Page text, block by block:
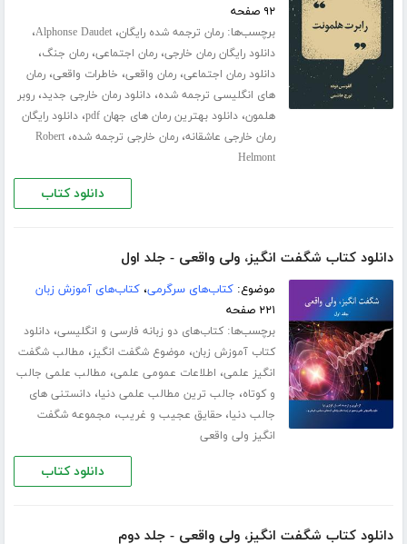
۹۲ صفحه
برچسب‌ها:رمان ترجمه شده رایگان،Alphonse Daudet،
دانلود رایگان رمان خارجی،رمان اجتماعی،رمان جنگ،
دانلود رمان اجتماعی،رمان واقعی، خاطرات واقعی،رمان
های انگلیسی ترجمه شده،دانلود رمان خارجی جدید،روبر
هلمون،دانلود بهترین رمان های جهان pdf ،دانلود رایگان
رمان خارجی عاشقانه،رمان خارجی ترجمه شده،Robert
Helmont
دانلود کتاب
دانلود کتاب شگفت انگیز، ولی واقعی - جلد اول
موضوع:کتاب‌های سرگرمی،کتاب‌های آموزش زبان
۲۲۱ صفحه
برچسب‌ها:کتاب‌های دو زبانه فارسی و انگلیسی،دانلود
کتاب آموزش زبان، موضوع شگفت انگیز، مطالب شگفت
انگیز علمی، اطلاعات عمومی علمی، مطالب علمی جالب
و کوتاه، جالب ترین مطالب علمی دنیا،دانستنی های
جالب دنیا،حقایق عجیب و غریب، مجموعه شگفت
انگیز ولی واقعی
دانلود کتاب
دانلود کتاب شگفت انگیز، ولی واقعی - جلد دوم